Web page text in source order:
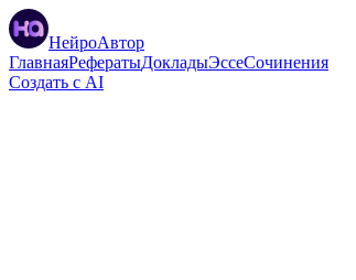
НейроАвтор
ГлавнаяРефератыДокладыЭссеСочинения
Создать с AI